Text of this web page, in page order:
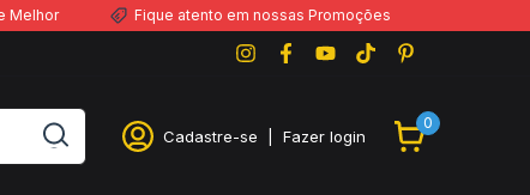
Melhor Fique atento em nossas Promoções
Cadastre-se Fazer login
0